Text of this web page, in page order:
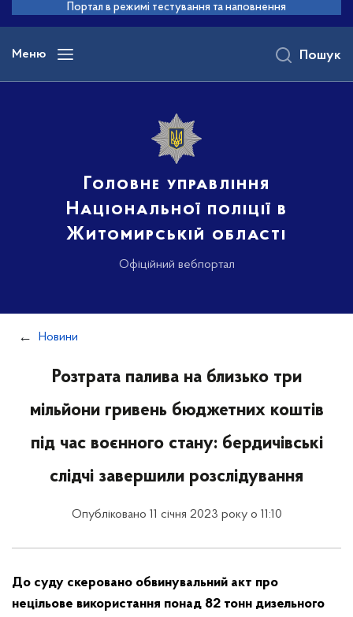
основного
вмісту
Портал в режимі тестування та наповнення
Меню
Головне управління
Національної поліції в
Житомирській області
Офіційний вебпортал
Пошук
Новини
Розтрата палива на близько три
мільйони гривень бюджетних коштів
під час воєнного стану: бердичівські
слідчі завершили розслідування
Опубліковано 11 січня 2023 року о 11:10
До суду скеровано обвинувальний акт про
нецільове використання понад 82 тонн дизельного